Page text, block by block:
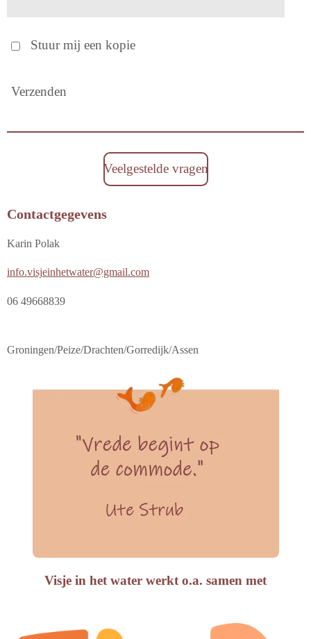
Stuur mij een kopie
Verzenden
Veelgestelde vragen
Contactgegevens
Karin Polak
info.visjeinhetwater@gmail.com
06 49668839
Groningen/Peize/Drachten/Gorredijk/Assen
Visje in het water werkt o.a. samen met